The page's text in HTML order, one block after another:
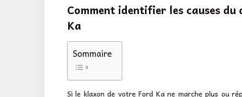
Comment identifier les causes
Ka
Sommaire
Si le klaxon de votre Ford Ka ne marche plus ou